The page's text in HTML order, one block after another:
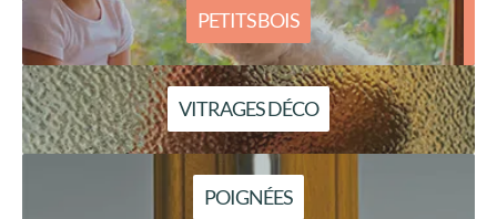
PETITS BOIS
VITRAGES DÉCO
POIGNÉES